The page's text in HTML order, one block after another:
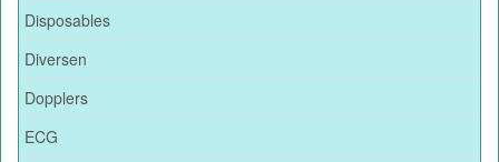
Disposables
Diversen
Dopplers
ECG